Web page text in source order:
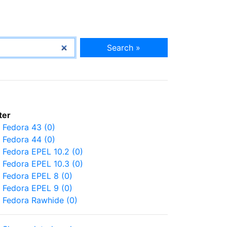
Search »
Fedora 43 (0)
Fedora 44 (0)
Fedora EPEL 10.2 (0)
Fedora EPEL 10.3 (0)
Fedora EPEL 8 (0)
Fedora EPEL 9 (0)
Fedora Rawhide (0)